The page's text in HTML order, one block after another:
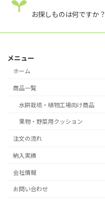
お探しものは何ですか？
メニュー
ホーム
商品一覧
水耕栽培・植物工場向け商品
果物・野菜用クッション
注文の流れ
納入実績
会社情報
お問い合わせ